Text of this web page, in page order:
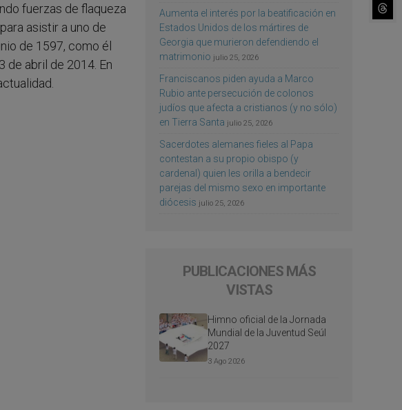
fuerzas de flaqueza
asistir a uno de
de 1597, como él
de abril de 2014. En
Aumenta el interés por la beatificación en
Estados Unidos de los mártires de
Georgia que murieron defendiendo el
matrimonio julio 25, 2026
Franciscanos piden ayuda a Marco
Rubio ante persecución de colonos
judíos que afecta a cristianos (y no sólo)
en Tierra Santa julio 25, 2026
Sacerdotes alemanes fieles al Papa
contestan a su propio obispo (y
cardenal) quien les orilla a bendecir
parejas del mismo sexo en importante
diócesis julio 25, 2026
PUBLICACIONES MÁS
VISTAS
Himno oficial de la Jornada
Mundial de la Juventud Seúl
2027
3 Ago 2026